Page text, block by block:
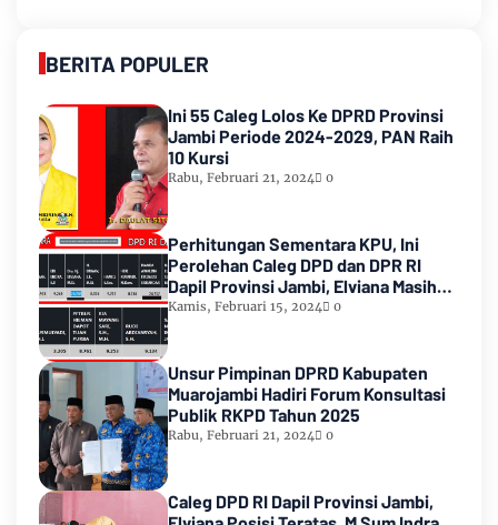
BERITA POPULER
Ini 55 Caleg Lolos Ke DPRD Provinsi
Jambi Periode 2024-2029, PAN Raih
10 Kursi
Rabu, Februari 21, 2024 0
Perhitungan Sementara KPU, Ini
Perolehan Caleg DPD dan DPR RI
Dapil Provinsi Jambi, Elviana Masih
Urutan Kedua Teratas
Kamis, Februari 15, 2024 0
Unsur Pimpinan DPRD Kabupaten
Muarojambi Hadiri Forum Konsultasi
Publik RKPD Tahun 2025
Rabu, Februari 21, 2024 0
Caleg DPD RI Dapil Provinsi Jambi,